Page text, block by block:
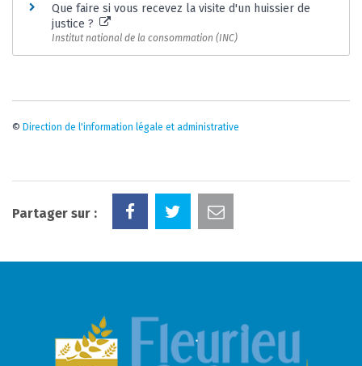
Que faire si vous recevez la visite d'un huissier de
justice ?
Institut national de la consommation (INC)
© Direction de l'information légale et administrative
Partager sur :